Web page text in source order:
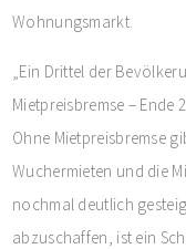
Wohnungsmarkt.
„Ein Drittel der
Mietpreisbremse – Ende
Ohne Mietpreisbremse
Wuchermieten und die
nochmal deutlich
abzuschaffen, ist ein